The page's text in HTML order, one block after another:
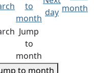
Jump
to
month
to month